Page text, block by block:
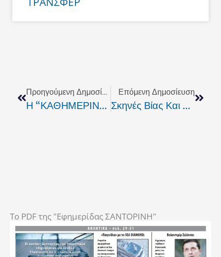
Προηγούμενη Δημοσίευση
Η “ΚΑΘΗΜΕΡΙΝΗ” Για Τη Κρουαζιέρα Της Σαντορίνης
Επόμενη Δημοσίευση
Σκηνές Βίας Και Πάλι Στο Λιμάνι Σαντορίνης Με Πρωταγωνιστή Τον Ίδιο Πάντα “επιχειρηματία”
To PDF της "Εφημερίδας ΣΑΝΤΟΡΙΝΗ"